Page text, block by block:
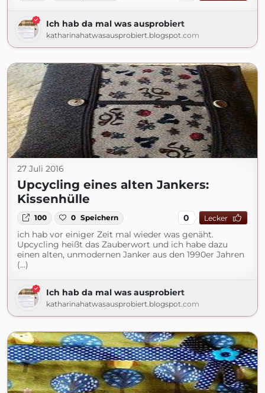
Ich hab da mal was ausprobiert
katharinahatwasausprobiert.blogspot.com
27 Juli 2016
Upcycling eines alten Jankers:
Kissenhülle
100 0 Speichern 0 Lecker
ich hab vor einiger Zeit mal wieder was genäht.
Upcycling heißt das Zauberwort und ich habe dazu
einen alten, unmodernen Janker aus den 1990er Jahren
(...)
Ich hab da mal was ausprobiert
katharinahatwasausprobiert.blogspot.com